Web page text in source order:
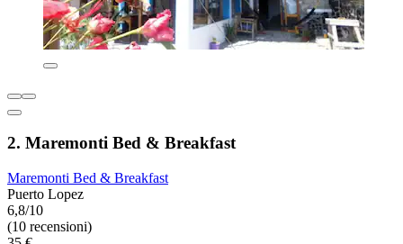
2. Maremonti Bed & Breakfast
Maremonti Bed & Breakfast
Puerto Lopez
6,8/10
(10 recensioni)